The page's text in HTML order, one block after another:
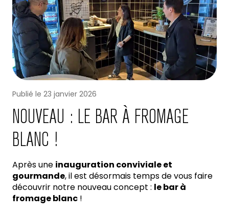
Publié le 23 janvier 2026
NOUVEAU : LE BAR À FROMAGE
BLANC !
Après une inauguration conviviale et
gourmande, il est désormais temps de vous faire
découvrir notre nouveau concept : le bar à
fromage blanc !